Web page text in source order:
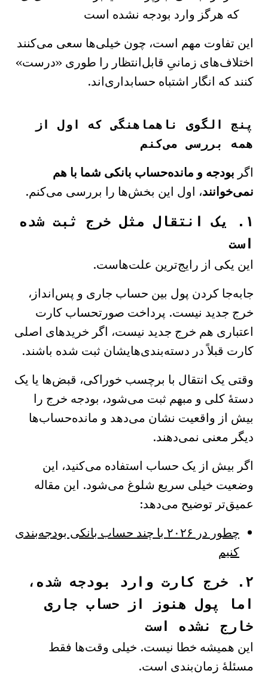
که هرگز وارد بودجه نشده است
این تفاوت مهم است، چون خیلی‌ها سعی می‌کنند
اختلاف‌های زمانیِ قابل‌انتظار را طوری «درست»
کنند که انگار اشتباه حسابداری‌اند.
پنج الگوی ناهماهنگی که اول از
همه بررسی می‌کنم
اگر بودجه و مانده‌حساب بانکی شما با هم
نمی‌خوانند، اول این بخش‌ها را بررسی می‌کنم.
۱. یک انتقال مثل خرج ثبت شده
است
این یکی از رایج‌ترین علت‌هاست.
جابه‌جا کردن پول بین حساب جاری و پس‌انداز،
خرج جدید نیست. پرداخت صورتحساب کارت
اعتباری هم خرج جدید نیست، اگر خریدهای اصلی
کارت قبلاً در دسته‌بندی‌هایشان ثبت شده باشند.
وقتی یک انتقال با برچسب خوراکی، قبض‌ها یا یک
دستهٔ کلی و مبهم ثبت می‌شود، بودجه خرج را
بیش از واقعیت نشان می‌دهد و مانده‌حساب‌ها
دیگر معنی نمی‌دهند.
اگر بیش از یک حساب استفاده می‌کنید، این
وضعیت خیلی سریع شلوغ می‌شود. این مقاله
عمیق‌تر توضیح می‌دهد:
چطور در ۲۰۲۶ با چند حساب بانکی بودجه‌بندی
کنیم
۲. خرج کارت وارد بودجه شده،
اما پول هنوز از حساب جاری
خارج نشده است
این همیشه خطا نیست. خیلی وقت‌ها فقط
مسئلهٔ زمان‌بندی است.